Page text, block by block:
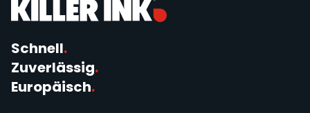
Schnell.
Zuverlässig.
Europäisch.